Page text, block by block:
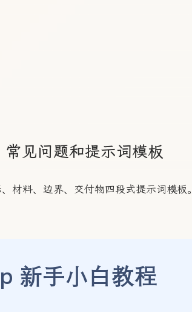
见问题和提示词模板
材料、边界、交付物四段式提示词模板。